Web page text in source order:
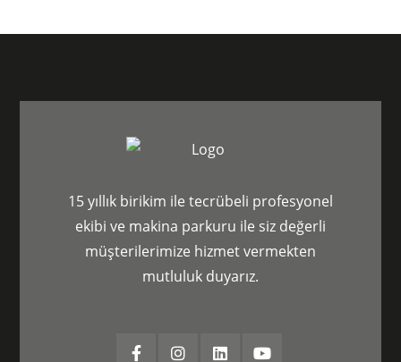
15 yıllık birikim ile tecrübeli profesyonel
ekibi ve makina parkuru ile siz değerli
müşterilerimize hizmet vermekten
mutluluk duyarız.